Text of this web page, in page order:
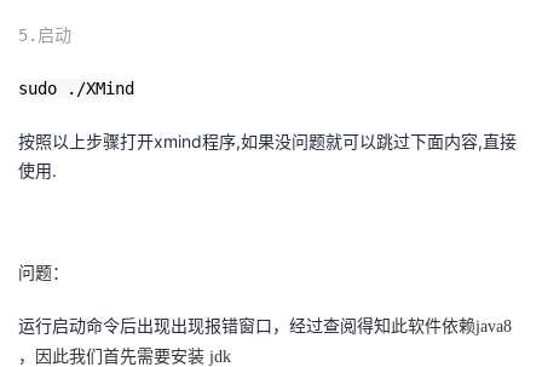
者
堂
的
课
我
的
我
支
我
技
术
的
云
5.启动
sudo ./XMind
按照以上步骤打开xmind程序,如果没问题就可以跳过下面内容,直接
使用.
问题：
运行启动命令后出现出现报错窗口，经过查阅得知 此软件依赖java8
，因此我们首先需要安装 jdk